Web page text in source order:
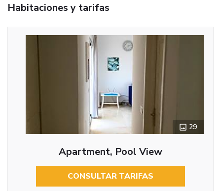
Habitaciones y tarifas
29
Apartment, Pool View
CONSULTAR TARIFAS